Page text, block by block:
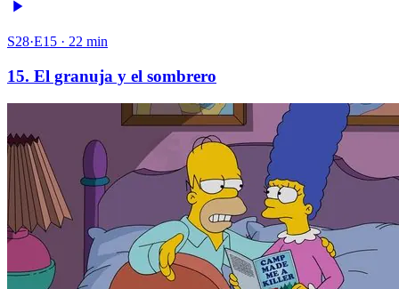
S28·E15 · 22 min
15. El granuja y el sombrero